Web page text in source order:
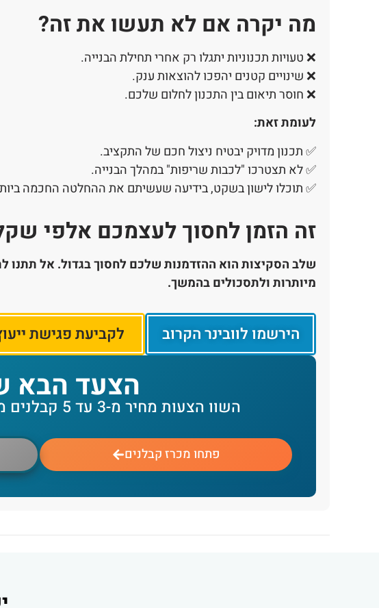
מה יקרה אם לא תעשו את זה?
❌ טעויות תכנוניות יתגלו רק אחרי תחילת הבנייה.
❌ שינויים קטנים יהפכו להוצאות ענק.
❌ חוסר תיאום בין התכנון לחלום שלכם.
לעומת זאת:
✅ תכנון מדויק יבטיח ניצול חכם של התקציב.
✅ לא תצטרכו "לכבות שריפות" במהלך הבנייה.
✅ תוכלו לישון בשקט, בידיעה שעשיתם את ההחלטה החכמה
זה הזמן לחסוך לעצמכם אלפי
שלב הסקיצות הוא ההזדמנות שלכם לחסוך בגדול. אל תתנו
מיותרות ולתסכולים בהמשך.
הירשמו לוובינר הקרוב לקביעת פגישת
הצעד הבא
השוו הצעות מחיר מ-3 עד 5 קבלנים מאושרים - על אותו מפרט
פתחו מכרז קבלנים